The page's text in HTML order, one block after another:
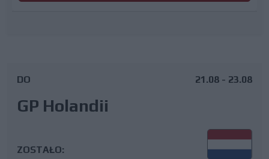
DO
GP Holandii
21.08 - 23.08
ZOSTAŁO: